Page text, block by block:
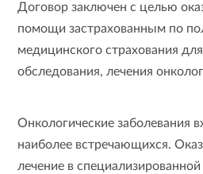
Договор заключен с целью
помощи застрахованным по
медицинского страхования
обследования, лечения
Онкологические заболевания
наиболее встречающихся.
лечение в